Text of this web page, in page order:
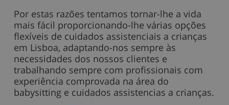
Por estas razões tentamos tornar-lhe a vida
mais fácil proporcionando-lhe várias opções
flexíveis de cuidados assistenciais a crianças
em Lisboa, adaptando-nos sempre às
necessidades dos nossos clientes e
trabalhando sempre com profissionais com
experiência comprovada na área do
babysitting e cuidados assistencias a crianças.